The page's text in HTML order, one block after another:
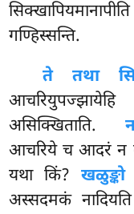
गण्हिस्सन्ति.
ते तथा
आचरियुपज्झायेहि
असिक्खिताति.
आचरिये च आदरं न
यथा किं? खळुङ्को
अस्सदमकं